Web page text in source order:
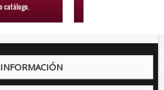
INFORMACIÓN